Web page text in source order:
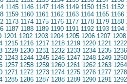
1145 1146 1147 1148 1149 1150 1151 1152
1159 1160 1161 1162 1163 1164 1165 1166
1173 1174 1175 1176 1177 1178 1179 1180
1187 1188 1189 1190 1191 1192 1193 1194
1201 1202 1203 1204 1205 1206 1207 1208
1215 1216 1217 1218 1219 1220 1221 1222
1229 1230 1231 1232 1233 1234 1235 1236
1243 1244 1245 1246 1247 1248 1249 1250
1257 1258 1259 1260 1261 1262 1263 1264
1271 1272 1273 1274 1275 1276 1277 1278
1285 1286 1287 1288 1289 1290 1291 1292